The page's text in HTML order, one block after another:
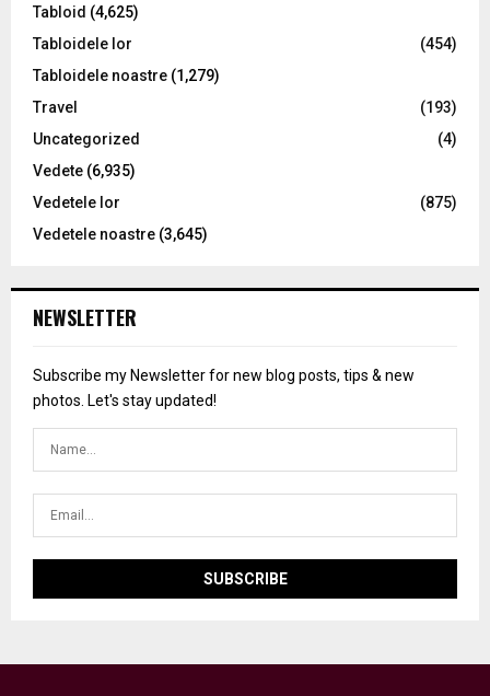
Tabloid (4,625)
Tabloidele lor
(454)
Tabloidele noastre (1,279)
Travel
(193)
Uncategorized
(4)
Vedete (6,935)
Vedetele lor
(875)
Vedetele noastre (3,645)
NEWSLETTER
Subscribe my Newsletter for new blog posts, tips & new
photos. Let's stay updated!